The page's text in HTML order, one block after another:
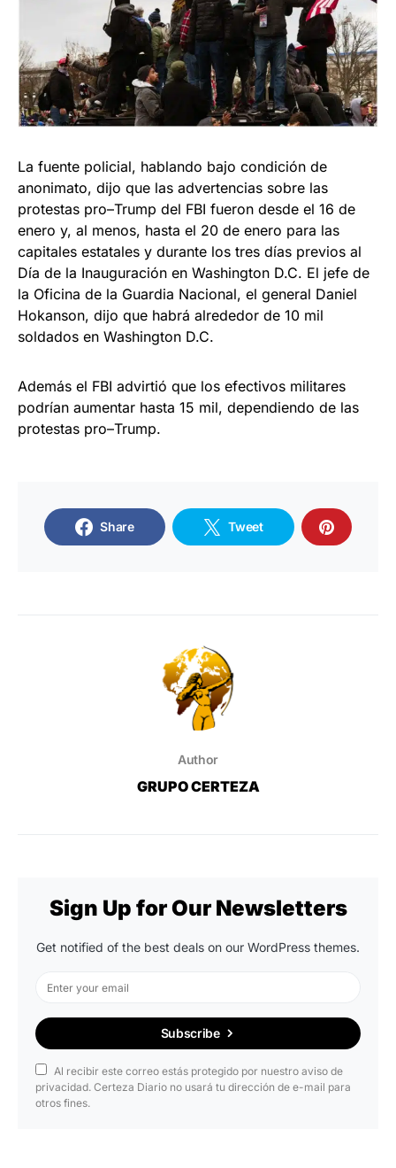
La fuente policial, hablando bajo condición de
anonimato, dijo que las advertencias sobre las
protestas pro–Trump del FBI fueron desde el 16 de
enero y, al menos, hasta el 20 de enero para las
capitales estatales y durante los tres días previos al
Día de la Inauguración en Washington D.C. El jefe de
la Oficina de la Guardia Nacional, el general Daniel
Hokanson, dijo que habrá alrededor de 10 mil
soldados en Washington D.C.
Además el FBI advirtió que los efectivos militares
podrían aumentar hasta 15 mil, dependiendo de las
protestas pro–Trump.
Share Tweet
Author
GRUPO CERTEZA
Sign Up for Our Newsletters
Get notified of the best deals on our WordPress themes.
Subscribe
Al recibir este correo estás protegido por nuestro aviso de
privacidad. Certeza Diario no usará tu dirección de e-mail para
otros fines.